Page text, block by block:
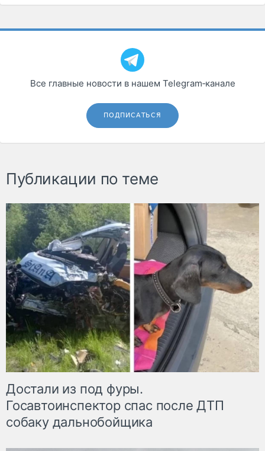
Все главные новости в нашем Telegram‑канале
ПОДПИСАТЬСЯ
Публикации по теме
Достали из под фуры.
Госавтоинспектор спас после ДТП
собаку дальнобойщика